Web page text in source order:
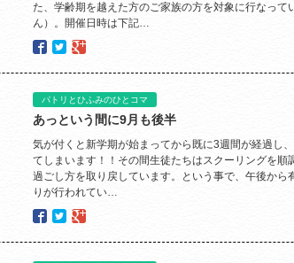
た、学齢期を越えた方のご家族の方を対象に行なって
ん）。開催日時は下記…
パトリとひふみのひとコマ
あっという間に9月も後半
気が付くと新学期が始まってから既に3週間が経過し
てしまいます！！その間生徒たちはスクーリングを順
過ごし方を取り戻しています。という事で、午後から
りが行われてい…